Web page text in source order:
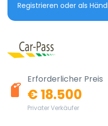
Registrieren oder als
Erforderlicher Preis
€ 18.500
Privater Verkäufer